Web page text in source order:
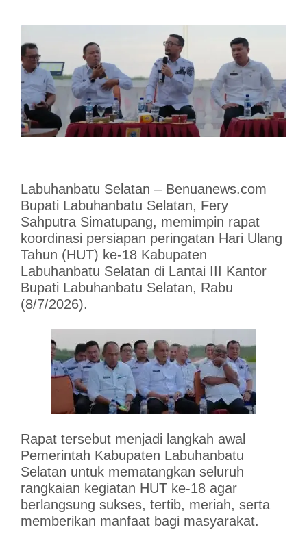
Labuhanbatu Selatan – Benuanews.com
Bupati Labuhanbatu Selatan, Fery
Sahputra Simatupang, memimpin rapat
koordinasi persiapan peringatan Hari Ulang
Tahun (HUT) ke-18 Kabupaten
Labuhanbatu Selatan di Lantai III Kantor
Bupati Labuhanbatu Selatan, Rabu
(8/7/2026).
Rapat tersebut menjadi langkah awal
Pemerintah Kabupaten Labuhanbatu
Selatan untuk mematangkan seluruh
rangkaian kegiatan HUT ke-18 agar
berlangsung sukses, tertib, meriah, serta
memberikan manfaat bagi masyarakat.